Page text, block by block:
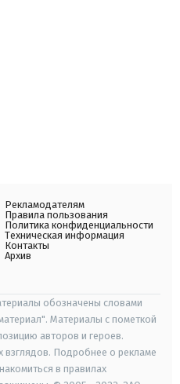
Рекламодателям
Правила пользования
Политика конфиденциальности
Техническая информация
Контакты
Архив
обозначены словами
Материалы с пометкой
авторов и героев.
взглядов. Подробнее о рекламе
в правилах